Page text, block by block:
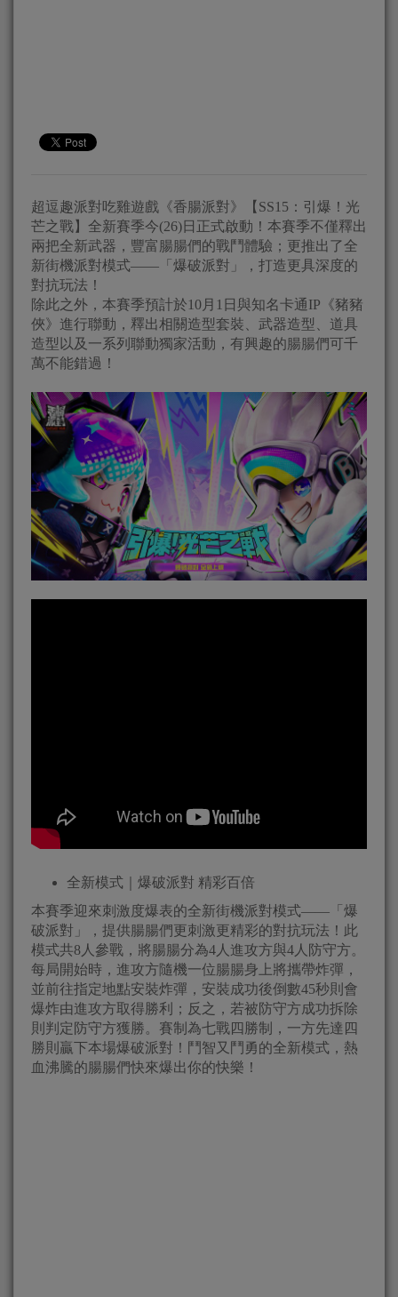
超逗趣派對吃雞遊戲《香腸派對》【SS15：引爆！光
芒之戰】全新賽季今(26)日正式啟動！本賽季不僅釋出
兩把全新武器，豐富腸腸們的戰鬥體驗；更推出了全
新街機派對模式——「爆破派對」，打造更具深度的
對抗玩法！
除此之外，本賽季預計於10月1日與知名卡通IP《豬豬
俠》進行聯動，釋出相關造型套裝、武器造型、道具
造型以及一系列聯動獨家活動，有興趣的腸腸們可千
萬不能錯過！
全新模式｜爆破派對 精彩百倍
本賽季迎來刺激度爆表的全新街機派對模式——「爆
破派對」，提供腸腸們更刺激更精彩的對抗玩法！此
模式共8人參戰，將腸腸分為4人進攻方與4人防守方。
每局開始時，進攻方隨機一位腸腸身上將攜帶炸彈，
並前往指定地點安裝炸彈，安裝成功後倒數45秒則會
爆炸由進攻方取得勝利；反之，若被防守方成功拆除
則判定防守方獲勝。賽制為七戰四勝制，一方先達四
勝則贏下本場爆破派對！鬥智又鬥勇的全新模式，熱
血沸騰的腸腸們快來爆出你的快樂！